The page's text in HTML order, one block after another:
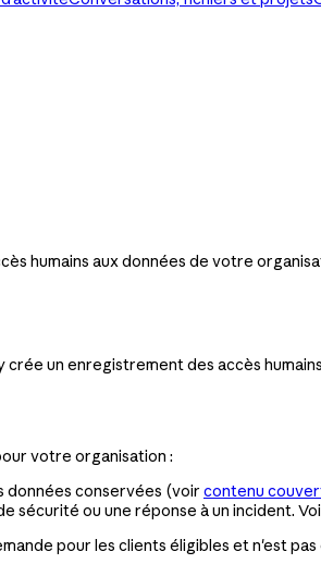
humains aux données de votre
crée un enregistrement des accès
votre organisation :
données conservées (voir contenu
sécurité ou une réponse à un incident.
pour les clients éligibles et n'est